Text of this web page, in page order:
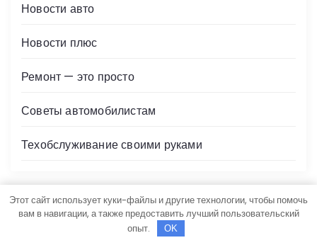
Новости авто
Новости плюс
Ремонт — это просто
Советы автомобилистам
Техобслуживание своими руками
Этот сайт использует куки-файлы и другие технологии, чтобы помочь
вам в навигации, а также предоставить лучший пользовательский
опыт.
OK